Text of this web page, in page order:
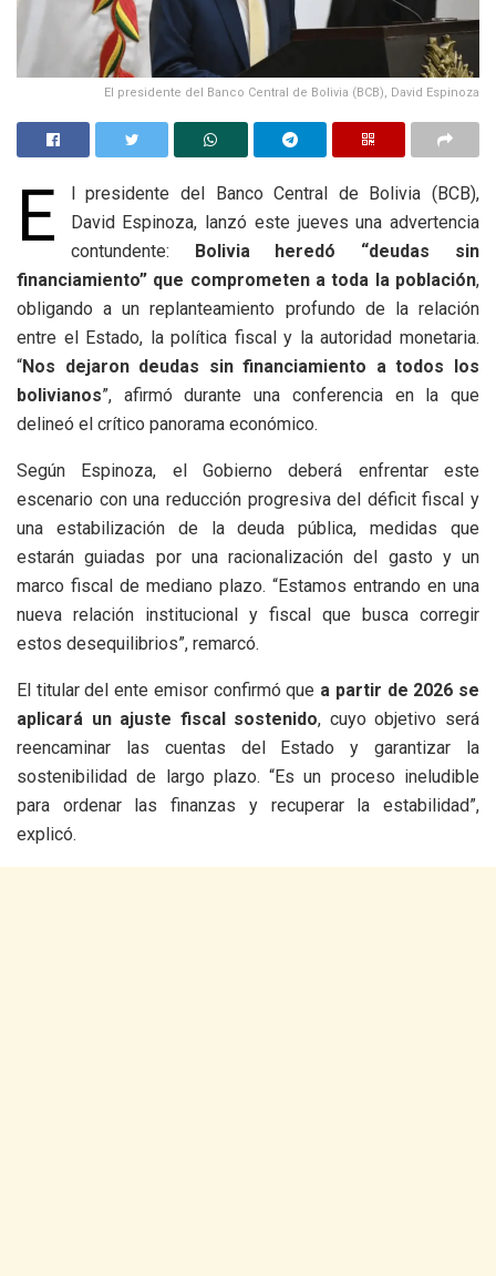
El presidente del Banco Central de Bolivia (BCB), David Espinoza
E
l presidente del Banco Central de Bolivia (BCB),
David Espinoza, lanzó este jueves una advertencia
contundente: Bolivia heredó “deudas sin
financiamiento” que comprometen a toda la población,
obligando a un replanteamiento profundo de la relación
entre el Estado, la política fiscal y la autoridad monetaria.
“Nos dejaron deudas sin financiamiento a todos los
bolivianos”, afirmó durante una conferencia en la que
delineó el crítico panorama económico.
Según Espinoza, el Gobierno deberá enfrentar este
escenario con una reducción progresiva del déficit fiscal y
una estabilización de la deuda pública, medidas que
estarán guiadas por una racionalización del gasto y un
marco fiscal de mediano plazo. “Estamos entrando en una
nueva relación institucional y fiscal que busca corregir
estos desequilibrios”, remarcó.
El titular del ente emisor confirmó que a partir de 2026 se
aplicará un ajuste fiscal sostenido, cuyo objetivo será
reencaminar las cuentas del Estado y garantizar la
sostenibilidad de largo plazo. “Es un proceso ineludible
para ordenar las finanzas y recuperar la estabilidad”,
explicó.